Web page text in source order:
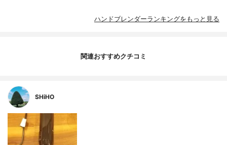
ハンドブレンダーランキングをもっと見る
関連おすすめクチコミ
SHiHO